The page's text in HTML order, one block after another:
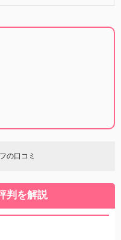
の口コミ
判を解説